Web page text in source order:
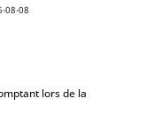
08-08
lors de la